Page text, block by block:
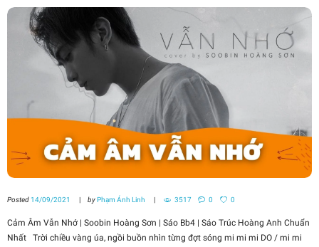
Posted 14/09/2021 by Phạm Ánh Linh 3517 0 0
Cảm Âm Vẫn Nhớ | Soobin Hoàng Sơn | Sáo Bb4 | Sáo Trúc Hoàng Anh Chuẩn
Nhất Trời chiều vàng úa, ngồi buồn nhìn từng đợt sóng mi mi mi DO / mi mi